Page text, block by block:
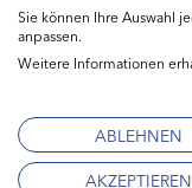
Sie können Ihre Auswahl
anpassen.
Weitere Informationen
ABLEHNEN
AKZEPTIEREN